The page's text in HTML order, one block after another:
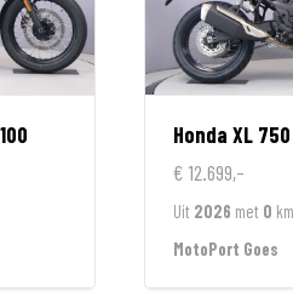
Honda XL 750
€ 12.699,-
Uit 2026 met 0 km
MotoPort Goes